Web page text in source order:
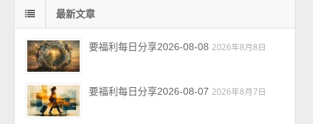
最新文章
要福利每日分享2026-08-08 2026年8月8日
要福利每日分享2026-08-07 2026年8月7日